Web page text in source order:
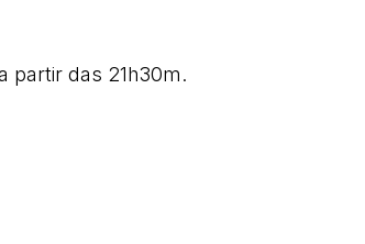
partir das 21h30m.